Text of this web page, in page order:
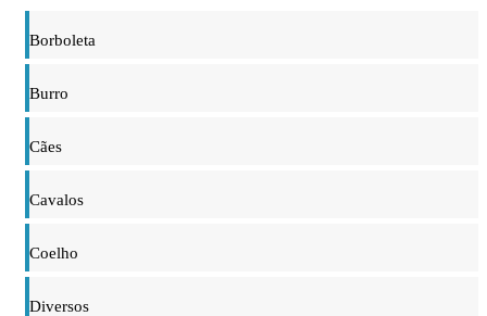
Borboleta
Burro
Cães
Cavalos
Coelho
Diversos